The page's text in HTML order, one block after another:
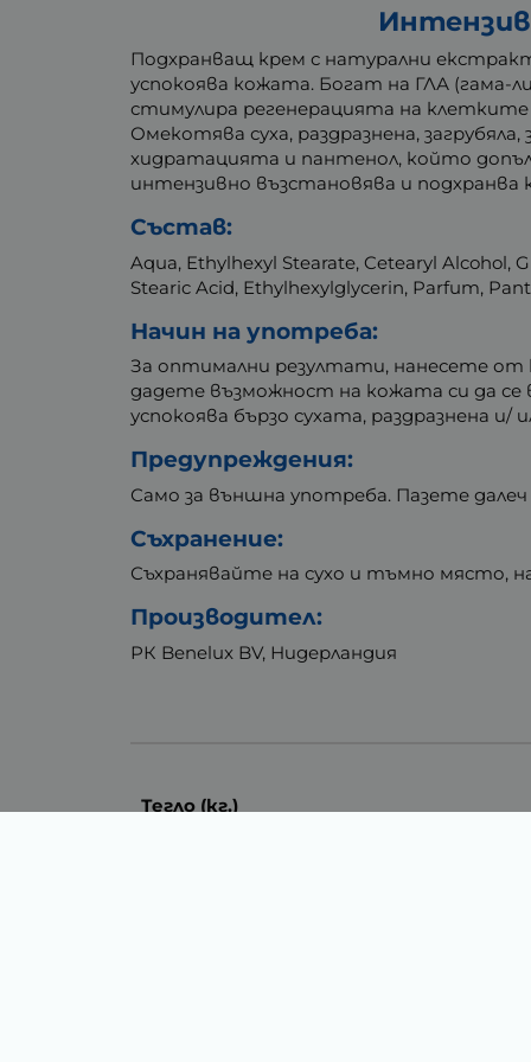
Подхранващ крем с натурални
успокоява кожата. Богат на ГЛА (гама-
стимулира регенерацията на
Омекотява суха, раздразнена,
хидратацията и пантенол, който
интензивно възстановява и
Състав:
Aqua, Ethylhexyl Stearate, Cetearyl Alcohol,
Stearic Acid, Ethylhexylglycerin, Parfum,
Начин на употреба:
За оптимални резултати, нанесете от
дадете възможност на кожата си да
успокоява бързо сухата, раздразнена и/
Предупреждения:
Само за външна употреба. Пазете
Съхранение:
Съхранявайте на сухо и тъмно място,
Производител:
РК Benelux BV, Нидерландия
Тегло (кг.)